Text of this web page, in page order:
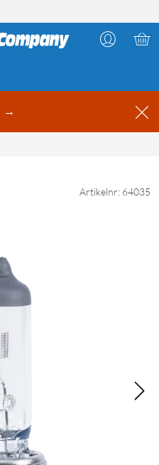
→
Artikelnr: 64035